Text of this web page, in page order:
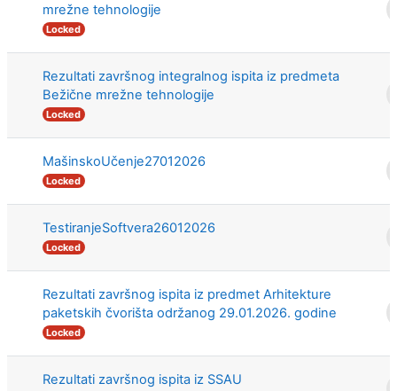
mrežne tehnologije
Locked
Rezultati završnog integralnog ispita iz predmeta
Bežične mrežne tehnologije
Locked
MašinskoUčenje27012026
Locked
TestiranjeSoftvera26012026
Locked
Rezultati završnog ispita iz predmet Arhitekture
paketskih čvorišta održanog 29.01.2026. godine
Locked
Rezultati završnog ispita iz SSAU